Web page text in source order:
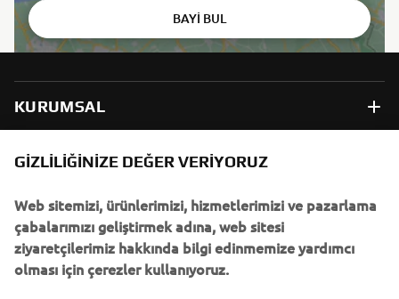
BAYİ BUL
KURUMSAL
B2B
DAHA FAZLA YAMAHA
DESTEK
GIZLILIĞINIZE DEĞER VERIYORUZ
Web sitemizi, ürünlerimizi, hizmetlerimizi ve pazarlama
çabalarımızı geliştirmek adına, web sitesi
ziyaretçilerimiz hakkında bilgi edinmemize yardımcı
olması için çerezler kullanıyoruz.